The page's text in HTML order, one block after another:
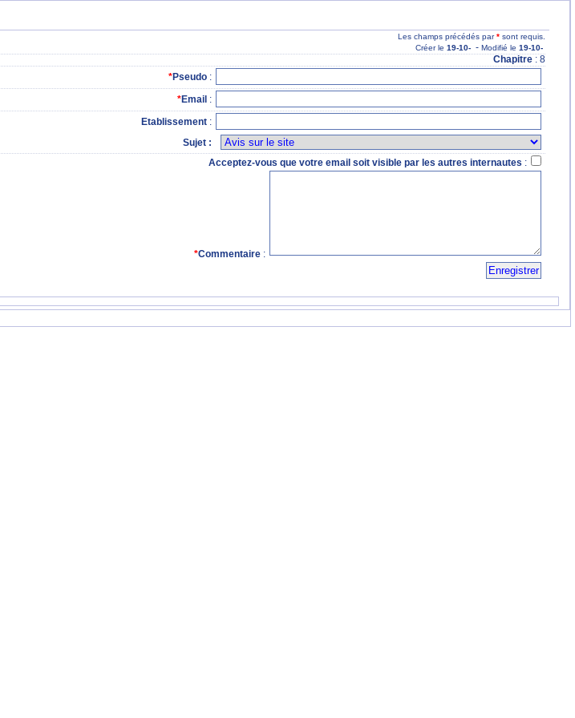
Les champs précédés par* sont requis.
Créer le 19-10- - Modifié le 19-10-
Chapitre : 8
*Pseudo :
*Email :
Etablissement :
Sujet :
Acceptez-vous que votre email soit visible par les autres internautes :
*Commentaire: